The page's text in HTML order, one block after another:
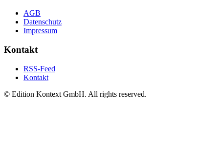
AGB
Datenschutz
Impressum
Kontakt
RSS-Feed
Kontakt
© Edition Kontext GmbH. All rights reserved.